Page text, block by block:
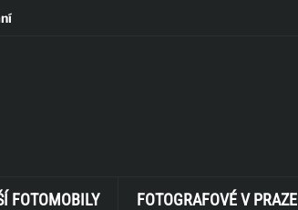
FOTOMOBILY FOTOGRAFOVÉ V PRAZE